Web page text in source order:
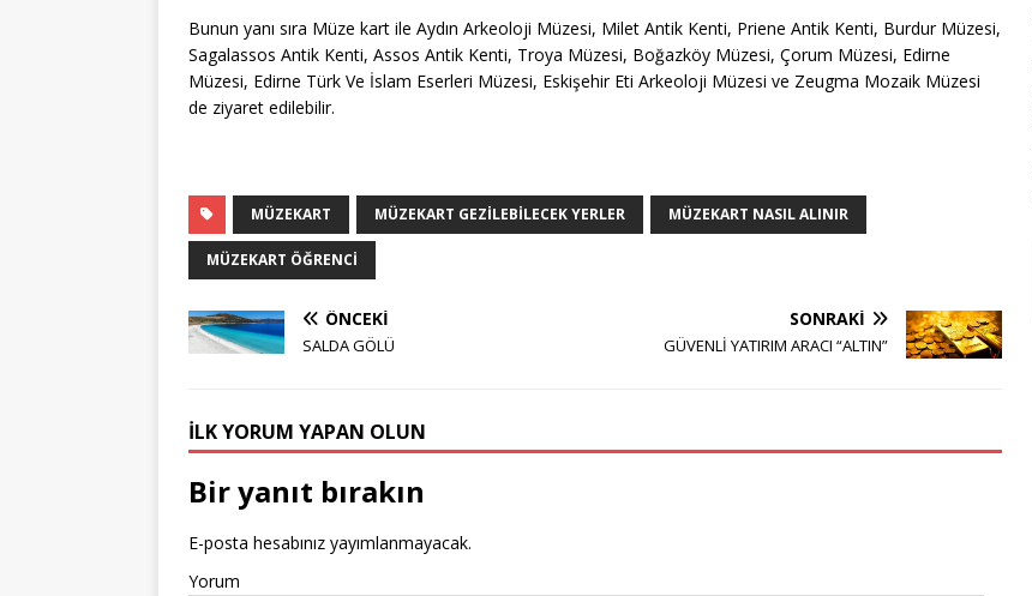
Bunun yanı sıra Müze kart ile Aydın Arkeoloji Müzesi, Milet Antik Kenti, Priene Antik Kenti, Burdur Müzesi,
Sagalassos Antik Kenti, Assos Antik Kenti, Troya Müzesi, Boğazköy Müzesi, Çorum Müzesi, Edirne
Müzesi, Edirne Türk Ve İslam Eserleri Müzesi, Eskişehir Eti Arkeoloji Müzesi ve Zeugma Mozaik Müzesi
de ziyaret edilebilir.
MÜZEKART MÜZEKART GEZILEBILECEK YERLER MÜZEKART NASIL ALINIR
MÜZEKART ÖĞRENCI
ÖNCEKI
SALDA GÖLÜ
SONRAKI
GÜVENLİ YATIRIM ARACI “ALTIN”
İLK YORUM YAPAN OLUN
Bir yanıt bırakın
E-posta hesabınız yayımlanmayacak.
Yorum